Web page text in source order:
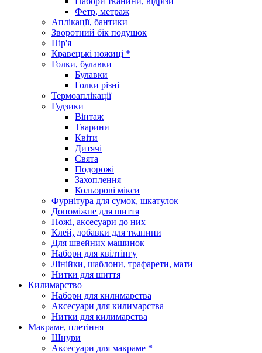
Фетр, метраж
Аплікації, бантики
Зворотний бік подушок
Пір'я
Кравецькі ножиці *
Голки, булавки
Булавки
Голки різні
Термоаплікації
Гудзики
Вінтаж
Тварини
Квіти
Дитячі
Свята
Подорожі
Захоплення
Кольорові мікси
Фурнітура для сумок, шкатулок
Допоміжне для шиття
Ножі, аксесуари до них
Клей, добавки для тканини
Для швейних машинок
Набори для квілтінгу
Лінійки, шаблони, трафарети, мати
Нитки для шиття
Килимарство
Набори для килимарства
Аксесуари для килимарства
Нитки для килимарства
Макраме, плетіння
Шнури
Аксесуари для макраме *